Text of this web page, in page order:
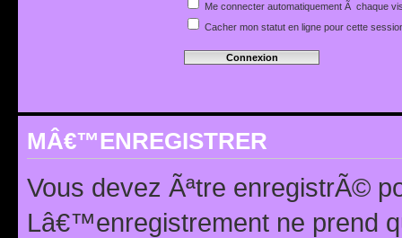
Me connecter automatiquement Ã chaque
Cacher mon statut en ligne pour cette
MÂ€™ENREGISTRER
Vous devez Ãªtre enregistrÃ©
Lâ€™enregistrement ne prend